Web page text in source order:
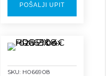
POŠALJI UPIT
SKU: H066908